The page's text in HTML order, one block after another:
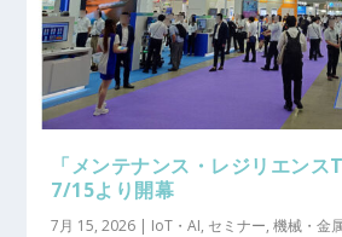
「メンテナンス・レジリエンス
7/15より開幕
7月 15, 2026 | IoT・AI, セミナー,機械・金